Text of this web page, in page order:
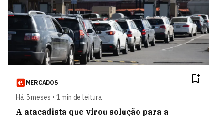
MERCADOS
Há 5 meses • 1 min de leitura
A atacadista que virou solução para a